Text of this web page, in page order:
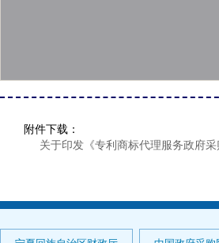
附件下载：
关于印发《专利商标代理服务政府